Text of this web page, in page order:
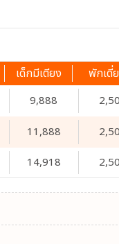
เด็กมีเตียง พักเดี่
9,888
11,888
14,918